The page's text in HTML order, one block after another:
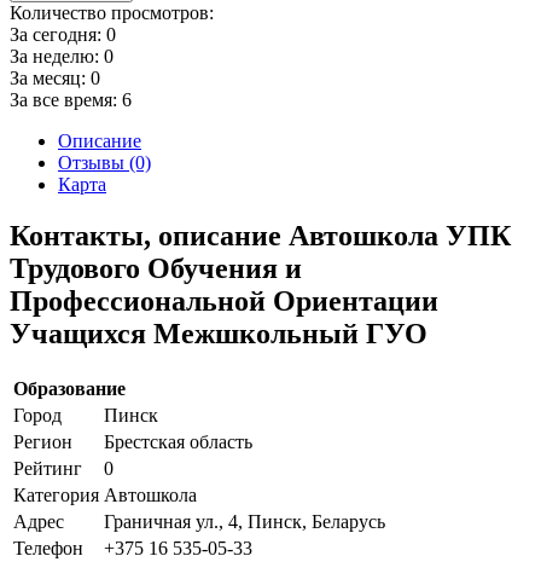
Количество просмотров:
За сегодня: 0
За неделю: 0
За месяц: 0
За все время: 6
Описание
Отзывы (0)
Карта
Контакты, описание Автошкола УПК
Трудового Обучения и
Профессиональной Ориентации
Учащихся Межшкольный ГУО
Образование
Город
Пинск
Регион
Брестская область
Рейтинг
0
Категория Автошкола
Адрес
Граничная ул., 4, Пинск, Беларусь
Телефон
+375 16 535-05-33